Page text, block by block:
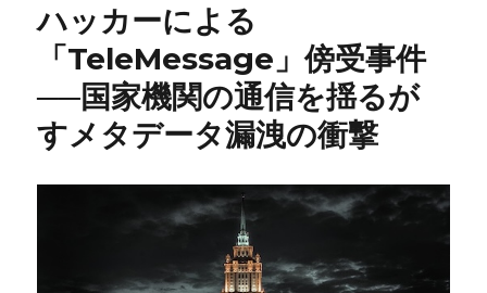
ハッカーによる
「TeleMessage」傍受事件
──国家機関の通信を揺るが
すメタデータ漏洩の衝撃